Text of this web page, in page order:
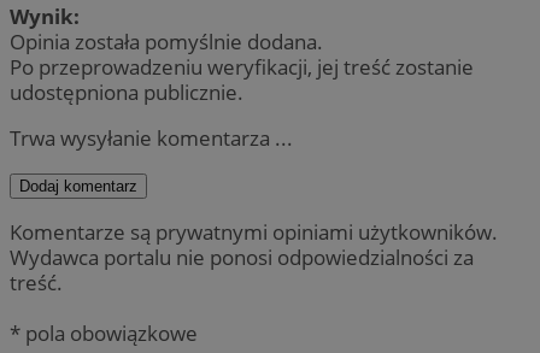
Wynik:
Opinia została pomyślnie dodana.
Po przeprowadzeniu weryfikacji, jej treść zostanie
udostępniona publicznie.
Trwa wysyłanie komentarza ...
Dodaj komentarz
Komentarze są prywatnymi opiniami użytkowników.
Wydawca portalu nie ponosi odpowiedzialności za
treść.
* pola obowiązkowe